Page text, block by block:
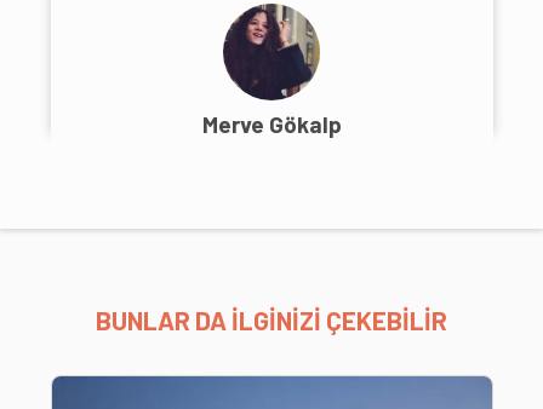
Merve Gökalp
BUNLAR DA İLGİNİZİ ÇEKEBİLİR